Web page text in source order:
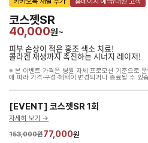
코스젯SR
40,000원~
피부 손상이 적은 홍조 색소 치료!
콜라겐 재생까지 촉진하는 시너지 레이저!
※ 본 이벤트 가격은 병원 자체 프로모션 기준으로
에 따라 가격·구성·혜택이 변경되거나 종료될 수 있
[EVENT] 코스젯SR 1회
자세히 보기 ->
153,000원77,000원